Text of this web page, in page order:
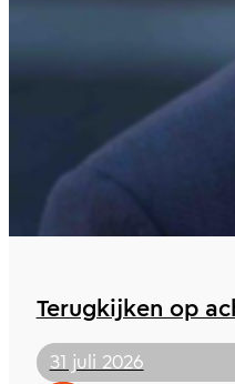
Terugkijken op
31 juli 2026